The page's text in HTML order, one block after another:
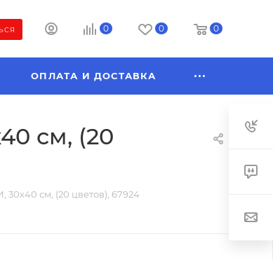
0 0 0
ОПЛАТА И ДОСТАВКА
см, (20
см, (20 цветов), 67924